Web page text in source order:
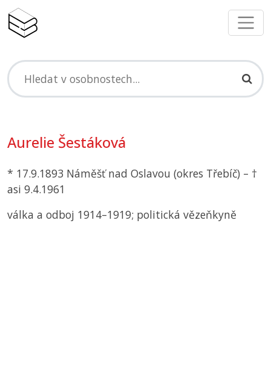
Aurelie Šestáková
* 17.9.1893 Náměšť nad Oslavou (okres Třebíč) – †
asi 9.4.1961
válka a odboj 1914–1919; politická vězeňkyně